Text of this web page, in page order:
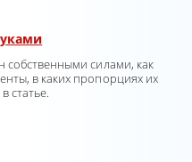
собственными силами, как
в каких пропорциях их
статье.